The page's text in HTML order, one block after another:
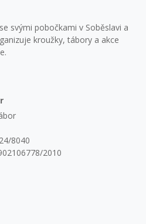
svými pobočkami v Soběslavi a
kroužky, tábory a akce
8040
2010